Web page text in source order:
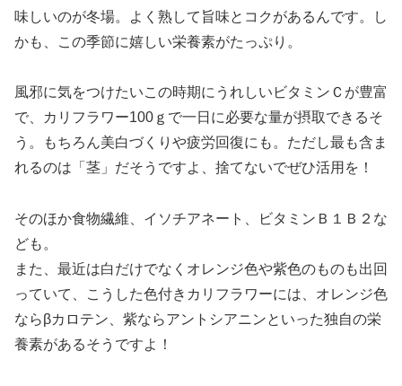
味しいのが冬場。よく熟して旨味とコクがあるんです。し
かも、この季節に嬉しい栄養素がたっぷり。
風邪に気をつけたいこの時期にうれしいビタミンＣが豊富
で、カリフラワー100ｇで一日に必要な量が摂取できるそ
う。もちろん美白づくりや疲労回復にも。ただし最も含ま
れるのは「茎」だそうですよ、捨てないでぜひ活用を！
そのほか食物繊維、イソチアネート、ビタミンＢ１Ｂ２な
ども。
また、最近は白だけでなくオレンジ色や紫色のものも出回
っていて、こうした色付きカリフラワーには、オレンジ色
ならβカロテン、紫ならアントシアニンといった独自の栄
養素があるそうですよ！